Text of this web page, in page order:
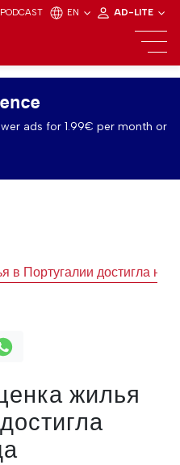
PODCAST EN AD-LITE
ads for 1.99€ per month or
в Португалии достигла
жилья